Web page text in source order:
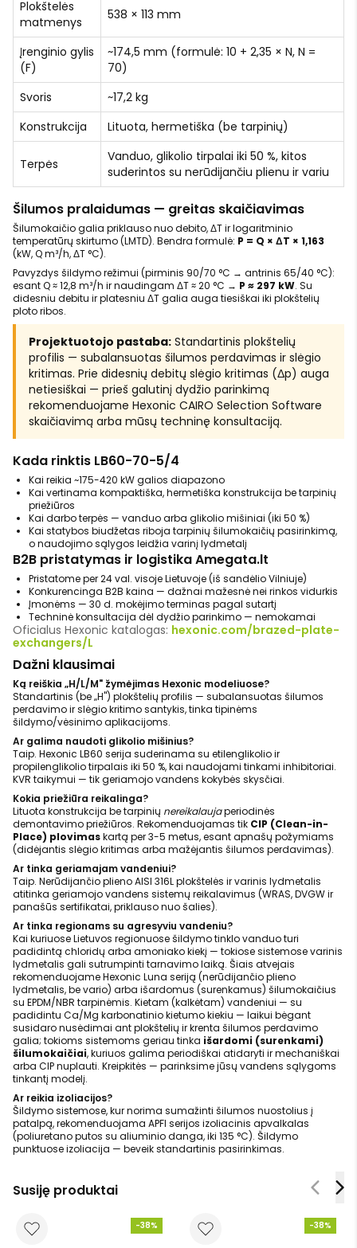
Plokštelės
matmenys
538 × 113 mm
Įrenginio gylis
(F)
~174,5 mm (formulė: 10 + 2,35 × N, N =
70)
Svoris
~17,2 kg
Konstrukcija
Lituota, hermetiška (be tarpinių)
Terpės
Vanduo, glikolio tirpalai iki 50 %, kitos
suderintos su nerūdijančiu plienu ir variu
Šilumos pralaidumas — greitas skaičiavimas
Šilumokaičio galia priklauso nuo debito, ΔT ir logaritminio
temperatūrų skirtumo (LMTD). Bendra formulė: P = Q × ΔT × 1,163
(kW, Q m³/h, ΔT °C).
Pavyzdys šildymo režimui (pirminis 90/70 °C → antrinis 65/40 °C):
esant Q ≈ 12,8 m³/h ir naudingam ΔT ≈ 20 °C → P ≈ 297 kW. Su
didesniu debitu ir platesniu ΔT galia auga tiesiškai iki plokštelių
ploto ribos.
Projektuotojo pastaba: Standartinis plokštelių
profilis — subalansuotas šilumos perdavimas ir slėgio
kritimas. Prie didesnių debitų slėgio kritimas (Δp) auga
netiesiškai — prieš galutinį dydžio parinkimą
rekomenduojame Hexonic CAIRO Selection Software
skaičiavimą arba mūsų techninę konsultaciją.
Kada rinktis LB60-70-5/4
Kai reikia ~175-420 kW galios diapazono
Kai vertinama kompaktiška, hermetiška konstrukcija be tarpinių
priežiūros
Kai darbo terpės — vanduo arba glikolio mišiniai (iki 50 %)
Kai statybos biudžetas riboja tarpinių šilumokaičių pasirinkimą,
o naudojimo sąlygos leidžia varinį lydmetalį
B2B pristatymas ir logistika Amegata.lt
Pristatome per 24 val. visoje Lietuvoje (iš sandėlio Vilniuje)
Konkurencinga B2B kaina — dažnai mažesnė nei rinkos vidurkis
Įmonėms — 30 d. mokėjimo terminas pagal sutartį
Techninė konsultacija dėl dydžio parinkimo — nemokamai
Oficialus Hexonic katalogas: hexonic.com/brazed-plate-
exchangers/L
Dažni klausimai
Ką reiškia „H/L/M" žymėjimas Hexonic modeliuose?
Standartinis (be „H") plokštelių profilis — subalansuotas šilumos
perdavimo ir slėgio kritimo santykis, tinka tipinėms
šildymo/vėsinimo aplikacijoms.
Ar galima naudoti glikolio mišinius?
Taip. Hexonic LB60 serija suderinama su etilenglikolio ir
propilenglikolio tirpalais iki 50 %, kai naudojami tinkami inhibitoriai.
KVR taikymui — tik geriamojo vandens kokybės skysčiai.
Kokia priežiūra reikalinga?
Lituota konstrukcija be tarpinių nereikalaujaperiodinės
demontavimo priežiūros. Rekomenduojamas tik CIP (Clean-in-
Place) plovimaskartą per 3-5 metus, esant apnašų požymiams
(didėjantis slėgio kritimas arba mažėjantis šilumos perdavimas).
Ar tinka geriamajam vandeniui?
Taip. Nerūdijančio plieno AISI 316L plokštelės ir varinis lydmetalis
atitinka geriamojo vandens sistemų reikalavimus (WRAS, DVGW ir
panašūs sertifikatai, priklauso nuo šalies).
Ar tinka regionams su agresyviu vandeniu?
Kai kuriuose Lietuvos regionuose šildymo tinklo vanduo turi
padidintą chloridų arba amoniako kiekį — tokiose sistemose varinis
lydmetalis gali sutrumpinti tarnavimo laiką. Šiais atvejais
rekomenduojame Hexonic Luna seriją (nerūdijančio plieno
lydmetalis, be vario) arba išardomus (surenkamus) šilumokaičius
su EPDM/NBR tarpinėmis. Kietam (kalkėtam) vandeniui — su
padidintu Ca/Mg karbonatinio kietumo kiekiu — laikui bėgant
susidaro nusėdimai ant plokštelių ir krenta šilumos perdavimo
galia; tokioms sistemoms geriau tinka išardomi (surenkami)
šilumokaičiai, kuriuos galima periodiškai atidaryti ir mechaniškai
arba CIP nuplauti. Kreipkitės — parinksime jūsų vandens sąlygoms
tinkantį modelį.
Ar reikia izoliacijos?
Šildymo sistemose, kur norima sumažinti šilumos nuostolius į
patalpą, rekomenduojama APFI serijos izoliacinis apvalkalas
(poliuretano putos su aliuminio danga, iki 135 °C). Šildymo
punktuose izoliacija — beveik standartinis pasirinkimas.
Susiję produktai
-38% -38%